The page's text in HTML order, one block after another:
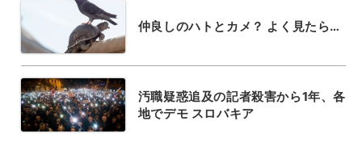
仲良しのハトとカメ？ よく見たら…
汚職疑惑追及の記者殺害から1年、各
地でデモ スロバキア